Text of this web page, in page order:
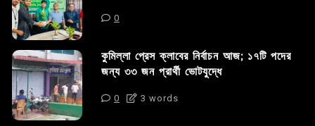
0
কুমিল্লা প্রেস ক্লাবের নির্বাচন আজ; ১৭টি পদের
জন্য ৩৩ জন প্রার্থী ভোটযুদ্ধে
0 3 words